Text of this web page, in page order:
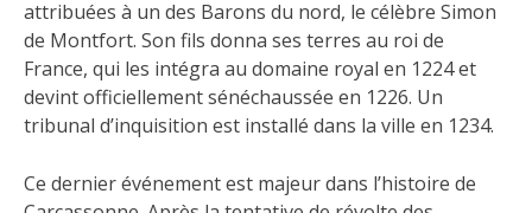
attribuées à un des Barons du nord, le célèbre Simon
de Montfort. Son fils donna ses terres au roi de
France, qui les intégra au domaine royal en 1224 et
devint officiellement sénéchaussée en 1226. Un
tribunal d’inquisition est installé dans la ville en 1234.
Ce dernier événement est majeur dans l’histoire de